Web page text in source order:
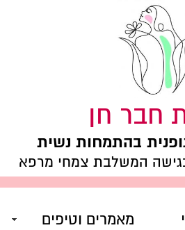
חבר חן
מאמרים וטיפים
בהתמחות נשית
המשלבת צמחי מרפא